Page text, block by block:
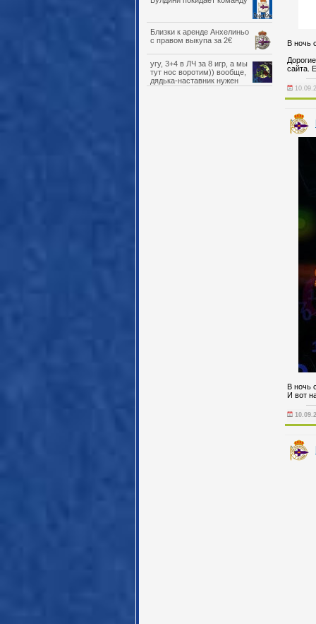
Близки к аренде Анхелиньо
с правом выкупа за 2€
угу, 3+4 в ЛЧ за 8 игр, а мы
тут нос воротим)) вообще,
дядька-наставник нужен
детскому саду, который мы
В ночь
сайта.
В ночь
И вот